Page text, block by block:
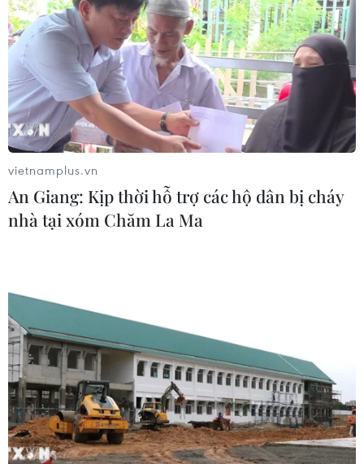
Phó Tổng Biên tập: NGUYỄN THỊ TÁM, KHÚC THANH
THỦY
Sở hữu trí tuệ
Quy định sử dụng
RSS
Hỗ trợ
Ngôn ngữ
TTXVN
Dịch vụ tin
Liên hệ
cấp ngày 11/9/2008.
Quảng cáo: Phó TBT Nguyễn Thị Tám: 093.5958688, Email:
tamvna@gmail.com
Điện thoại: (024) 39411349 - (024) 39411348, Fax: (024)
39411348
Email:vietnamplus2008@gmail.com
© Bản quyền thuộc về VietnamPlus, TTXVN. Cấm sao chép dưới
mọi hình thức nếu không có sự chấp thuận bằng văn bản.
vietnamplus.vn
An Giang: Kịp thời hỗ trợ các hộ dân bị cháy
nhà tại xóm Chăm La Ma